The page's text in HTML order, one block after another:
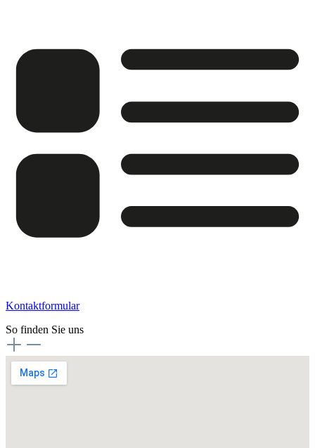
Kontaktformular
So finden Sie uns